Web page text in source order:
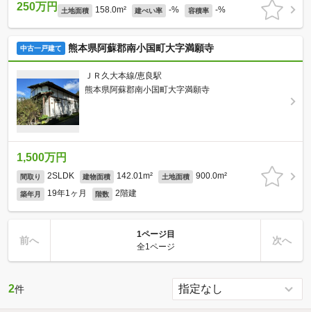
250万円 土地面積 158.0m² 建ぺい率 -% 容積率 -%
中古一戸建て 熊本県阿蘇郡南小国町大字満願寺
ＪＲ久大本線/恵良駅
熊本県阿蘇郡南小国町大字満願寺
1,500万円
間取り 2SLDK 建物面積 142.01m² 土地面積 900.0m²
築年月 19年1ヶ月 階数 2階建
前へ
1ページ目
全1ページ
次へ
2件